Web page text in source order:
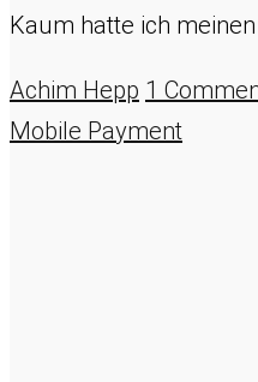
Kaum hatte ich
Achim Hepp 1
Mobile Payment